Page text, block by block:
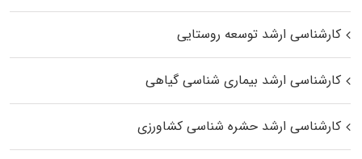
کارشناسی ارشد توسعه روستایی
کارشناسی ارشد بیماری‌ شناسی گیاهی
کارشناسی ارشد حشره‌ شناسی کشاورزی